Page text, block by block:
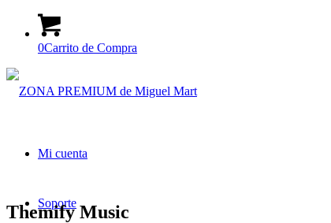
0Carrito de Compra
Mi cuenta
Soporte
Themify Music